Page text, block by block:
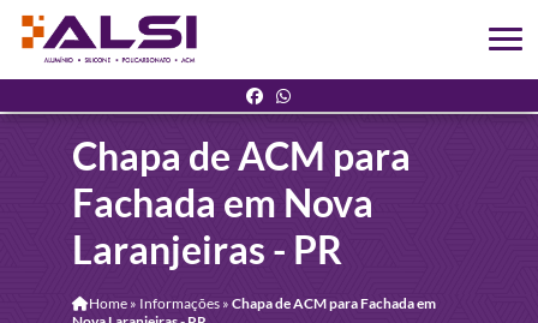
Chapa de ACM para
Fachada em Nova
Laranjeiras - PR
Home» Informações » Chapa de ACM para Fachada em